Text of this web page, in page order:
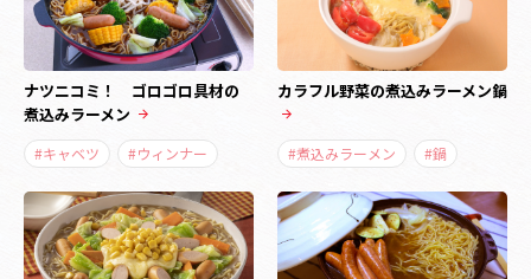
ナツニコミ！ ゴロゴロ具材の
煮込みラーメン
#キャベツ #ウィンナー
カラフル野菜の煮込みラーメン鍋
#煮込みラーメン #鍋